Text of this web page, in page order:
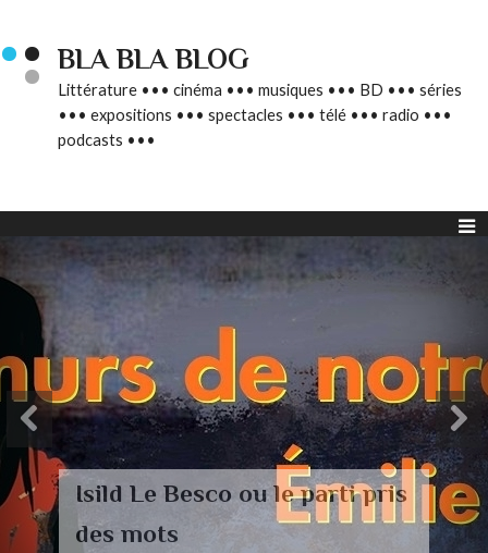
BLA BLA BLOG
Littérature ••• cinéma ••• musiques ••• BD ••• séries
••• expositions ••• spectacles ••• télé ••• radio •••
podcasts •••
L’autre Mendelssohn